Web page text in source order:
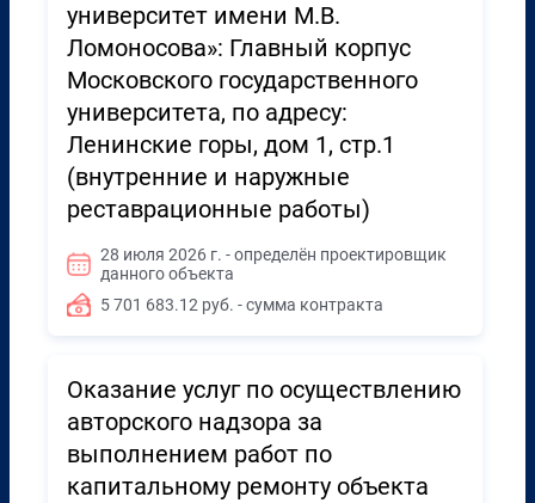
университет имени М.В.
Ломоносова»: Главный корпус
Московского государственного
университета, по адресу:
Ленинские горы, дом 1, стр.1
(внутренние и наружные
реставрационные работы)
28 июля 2026 г. - определён проектировщик
данного объекта
5 701 683.12 руб. - сумма контракта
Оказание услуг по осуществлению
авторского надзора за
выполнением работ по
капитальному ремонту объекта